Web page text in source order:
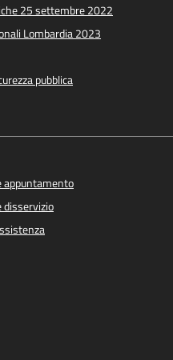
25 settembre 2022
Lombardia 2023
pubblica
appuntamento
disservizio